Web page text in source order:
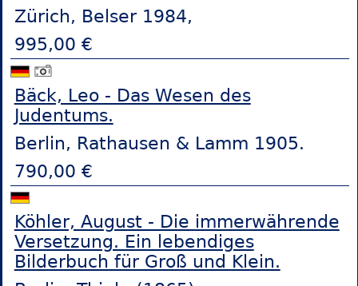
Zürich, Belser 1984,
995,00 €
Bäck, Leo - Das Wesen des
Judentums.
Berlin, Rathausen & Lamm 1905.
790,00 €
Köhler, August - Die immerwährende
Versetzung. Ein lebendiges
Bilderbuch für Groß und Klein.